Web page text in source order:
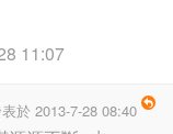
11:07
於 2013-7-28 08:40